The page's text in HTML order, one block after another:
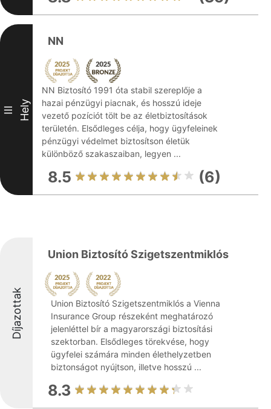
III Hely
NN
NN Biztosító 1991 óta stabil szereplője a
hazai pénzügyi piacnak, és hosszú ideje
vezető pozíciót tölt be az életbiztosítások
területén. Elsődleges célja, hogy ügyfeleinek
pénzügyi védelmet biztosítson életük
különböző szakaszaiban, legyen ...
8.5 (6)
Díjazottak
Union Biztosító Szigetszentmiklós
Union Biztosító Szigetszentmiklós a Vienna
Insurance Group részeként meghatározó
jelenléttel bír a magyarországi biztosítási
szektorban. Elsődleges törekvése, hogy
ügyfelei számára minden élethelyzetben
biztonságot nyújtson, illetve hosszú ...
8.3